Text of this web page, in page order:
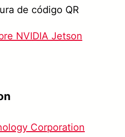
de código QR
NVIDIA Jetson
Corporation